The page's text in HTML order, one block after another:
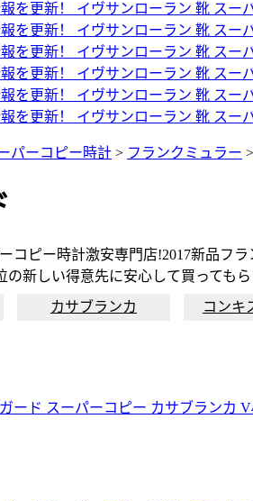
を更新！ イヴサンローラン 靴 スー
を更新！ イヴサンローラン 靴 スーパ
を更新！ イヴサンローラン 靴 スー
を更新！ イヴサンローラン 靴 スー
を更新！ イヴサンローラン 靴 スー
を更新！ イヴサンローラン 靴 スー
パーコピー時計 > フランクミュラー >
コピー時計激安専門店!2017新品フ
の新しい得意先に安心して買っても
カサブランカ コンキ
ード スーパーコピー カサブランカ